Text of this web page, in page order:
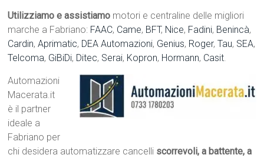
Utilizziamo e assistiamo motori e centraline delle migliori
marche a Fabriano: FAAC, Came, BFT, Nice, Fadini, Benincà,
Cardin,Aprimatic, DEA Automazioni, Genius, Roger,Tau, SEA,
Telcoma, GiBiDi, Ditec, Serai, Kopron, Hormann, Casit.
Automazioni
Macerata.it
è il partner
ideale a
Fabriano per
chi desidera automatizzare cancelli scorrevoli, a battente, a